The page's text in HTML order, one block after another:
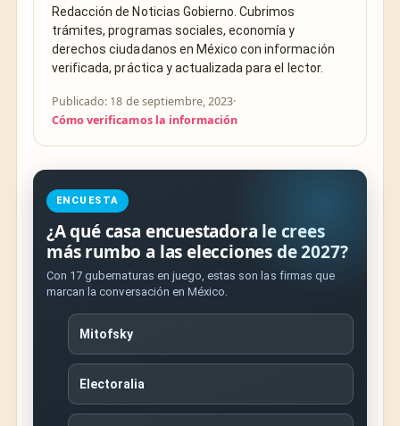
Redacción de Noticias Gobierno. Cubrimos
trámites, programas sociales, economía y
derechos ciudadanos en México con información
verificada, práctica y actualizada para el lector.
Publicado: 18 de septiembre, 2023·
Cómo verificamos la información
ENCUESTA
¿A qué casa encuestadora le crees
más rumbo a las elecciones de 2027?
Con 17 gubernaturas en juego, estas son las firmas que
marcan la conversación en México.
Mitofsky
Electoralia